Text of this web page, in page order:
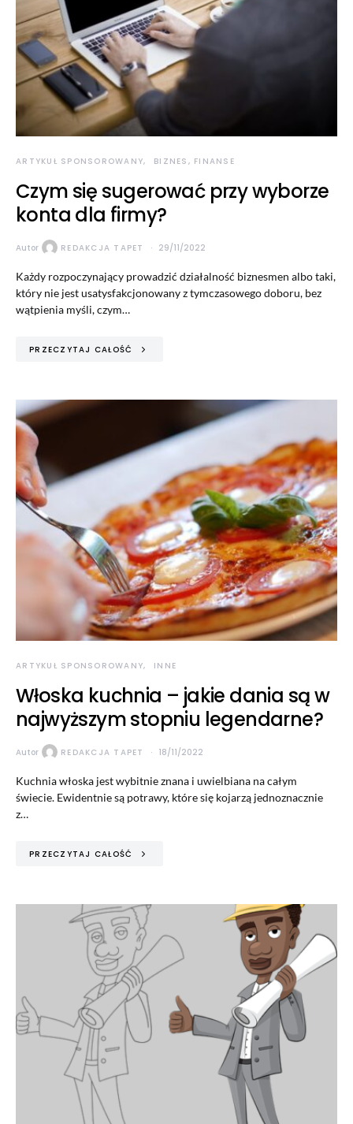
ARTYKUŁ SPONSOROWANY BIZNES, FINANSE
Czym się sugerować przy wyborze
konta dla firmy?
Autor REDAKCJA TAPET 29/11/2022
Każdy rozpoczynający prowadzić działalność biznesmen albo taki,
który nie jest usatysfakcjonowany z tymczasowego doboru, bez
wątpienia myśli, czym…
PRZECZYTAJ CAŁOŚĆ
ARTYKUŁ SPONSOROWANY INNE
Włoska kuchnia – jakie dania są w
najwyższym stopniu legendarne?
Autor REDAKCJA TAPET 18/11/2022
Kuchnia włoska jest wybitnie znana i uwielbiana na całym
świecie. Ewidentnie są potrawy, które się kojarzą jednoznacznie
z…
PRZECZYTAJ CAŁOŚĆ